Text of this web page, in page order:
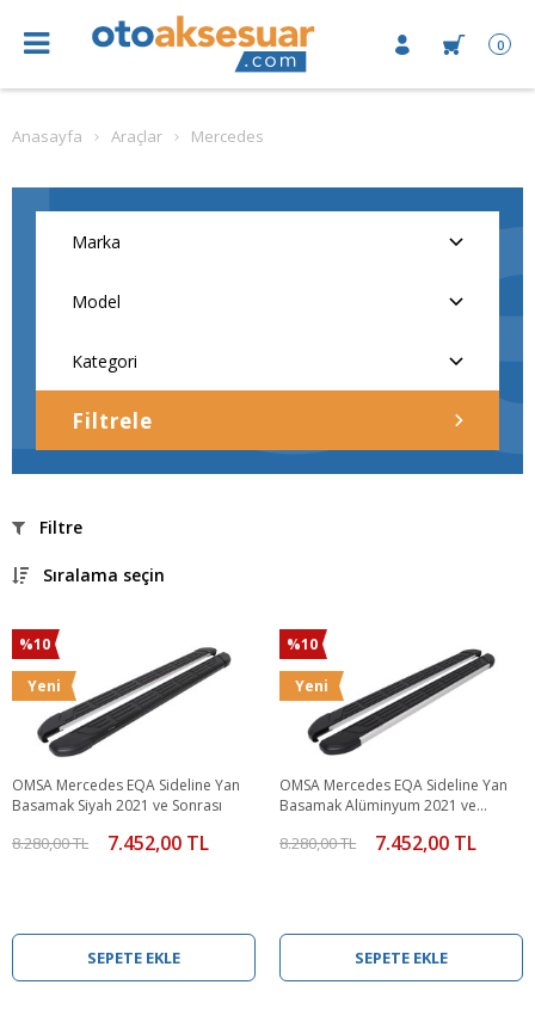
0
Anasayfa Araçlar Mercedes
Filtrele
Filtre
Sıralama seçin
%10
Yeni
OMSA Mercedes EQA Sideline Yan
Basamak Siyah 2021 ve Sonrası
8.280,00 TL 7.452,00 TL
SEPETE EKLE
%10
Yeni
OMSA Mercedes EQA Sideline Yan
Basamak Alüminyum 2021 ve
8.280,00 TL 7.452,00 TL
SEPETE EKLE